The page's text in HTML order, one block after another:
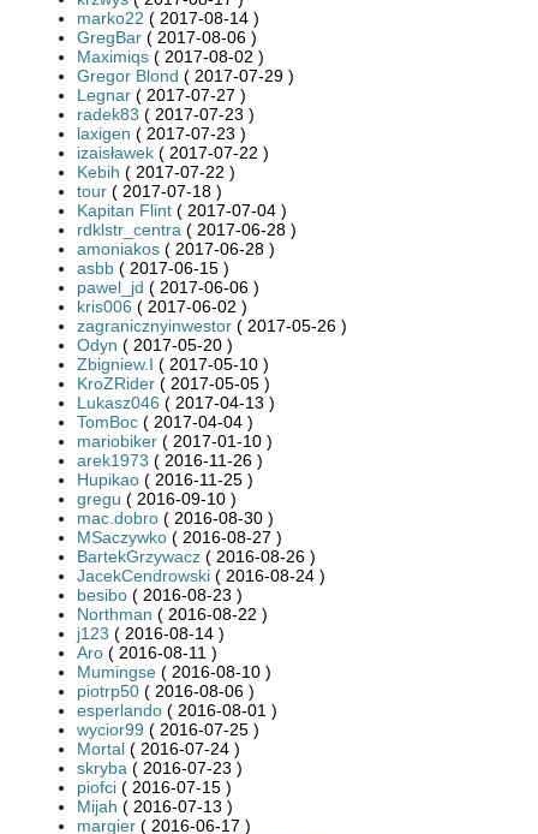
marko22 ( 2017-08-14 )
GregBar ( 2017-08-06 )
Maximiqs ( 2017-08-02 )
Gregor Blond ( 2017-07-29 )
Legnar ( 2017-07-27 )
radek83 ( 2017-07-23 )
laxigen ( 2017-07-23 )
izaisławek ( 2017-07-22 )
Kebih ( 2017-07-22 )
tour ( 2017-07-18 )
Kapitan Flint ( 2017-07-04 )
rdklstr_centra ( 2017-06-28 )
amoniakos ( 2017-06-28 )
asbb ( 2017-06-15 )
pawel_jd ( 2017-06-06 )
kris006 ( 2017-06-02 )
zagranicznyinwestor ( 2017-05-26 )
Odyn ( 2017-05-20 )
Zbigniew.I ( 2017-05-10 )
KroZRider ( 2017-05-05 )
Lukasz046 ( 2017-04-13 )
TomBoc ( 2017-04-04 )
mariobiker ( 2017-01-10 )
arek1973 ( 2016-11-26 )
Hupikao ( 2016-11-25 )
gregu ( 2016-09-10 )
mac.dobro ( 2016-08-30 )
MSaczywko ( 2016-08-27 )
BartekGrzywacz ( 2016-08-26 )
JacekCendrowski ( 2016-08-24 )
besibo ( 2016-08-23 )
Northman ( 2016-08-22 )
j123 ( 2016-08-14 )
Aro ( 2016-08-11 )
Mumingse ( 2016-08-10 )
piotrp50 ( 2016-08-06 )
esperlando ( 2016-08-01 )
wycior99 ( 2016-07-25 )
Mortal ( 2016-07-24 )
skryba ( 2016-07-23 )
piofci ( 2016-07-15 )
Mijah ( 2016-07-13 )
margier ( 2016-06-17 )